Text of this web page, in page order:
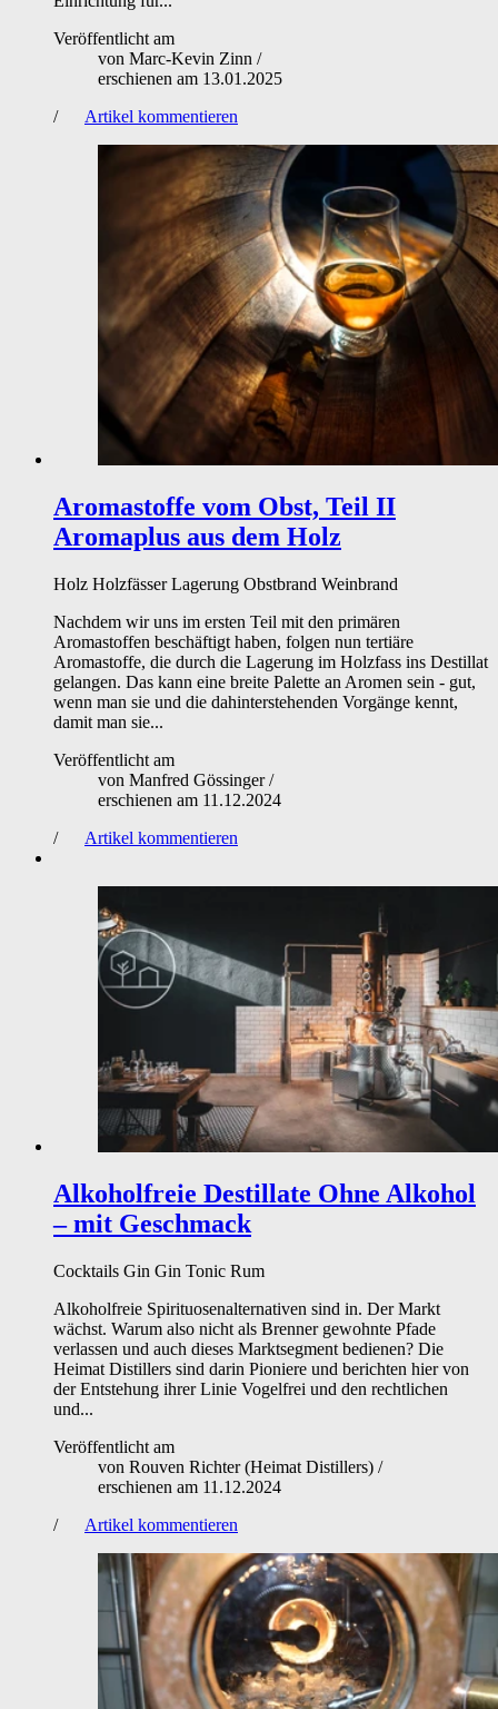
Veröffentlicht am
von Marc-Kevin Zinn /
erschienen am 13.01.2025
/
Artikel kommentieren
Aromastoffe vom Obst, Teil II
Aromaplus aus dem Holz
Holz Holzfässer Lagerung Obstbrand Weinbrand
Nachdem wir uns im ersten Teil mit den primären
Aromastoffen beschäftigt haben, folgen nun tertiäre
Aromastoffe, die durch die Lagerung im Holzfass ins Destillat
gelangen. Das kann eine breite Palette an Aromen sein - gut,
wenn man sie und die dahinterstehenden Vorgänge kennt,
damit man sie...
Veröffentlicht am
von Manfred Gössinger/
erschienen am 11.12.2024
/
Artikel kommentieren
Alkoholfreie Destillate Ohne Alkohol
– mit Geschmack
Cocktails Gin Gin Tonic Rum
Alkoholfreie Spirituosenalternativen sind in. Der Markt
wächst. Warum also nicht als Brenner gewohnte Pfade
verlassen und auch dieses Marktsegment bedienen? Die
Heimat Distillers sind darin Pioniere und berichten hier von
der Entstehung ihrer Linie Vogelfrei und den rechtlichen
und...
Veröffentlicht am
von Rouven Richter (Heimat Distillers) /
erschienen am 11.12.2024
/
Artikel kommentieren